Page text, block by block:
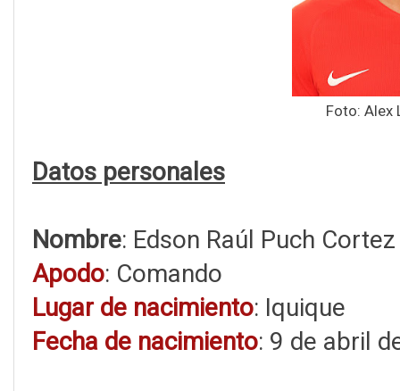
Foto: Alex
Datos personales
Nombre: Edson Raúl Puch Cortez
Apodo: Comando
Lugar de nacimiento: Iquique
Fecha de nacimiento: 9 de abril